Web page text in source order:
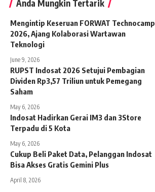
Anda Mungkin Tertarik
Mengintip Keseruan FORWAT Technocamp
2026, Ajang Kolaborasi Wartawan
Teknologi
June 9, 2026
RUPST Indosat 2026 Setujui Pembagian
Dividen Rp3,57 Triliun untuk Pemegang
Saham
May 6, 2026
Indosat Hadirkan Gerai IM3 dan 3Store
Terpadu di 5 Kota
May 6, 2026
Cukup Beli Paket Data, Pelanggan Indosat
Bisa Akses Gratis Gemini Plus
April 8, 2026